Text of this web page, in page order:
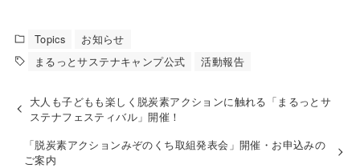
Topics
お知らせ
まるっとサステナキャンプ公式
活動報告
大人も子どもも楽しく脱炭素アクションに触れる「まるっとサ
ステナフェスティバル」開催！
「脱炭素アクションみぞのくち取組発表会」開催・お申込みの
ご案内